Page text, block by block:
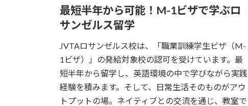
最短半年から可能！M-1ビザで学ぶロ
サンゼルス留学
JVTAロサンゼルス校は、「職業訓練学生ビザ（M-
1ビザ）」の発給対象校の認可を受けています。最
短半年から留学し、英語環境の中で学びながら実践
経験を積みます。そして、日常生活そのものがアウ
トプットの場。ネイティブとの交流を通じ、教室で